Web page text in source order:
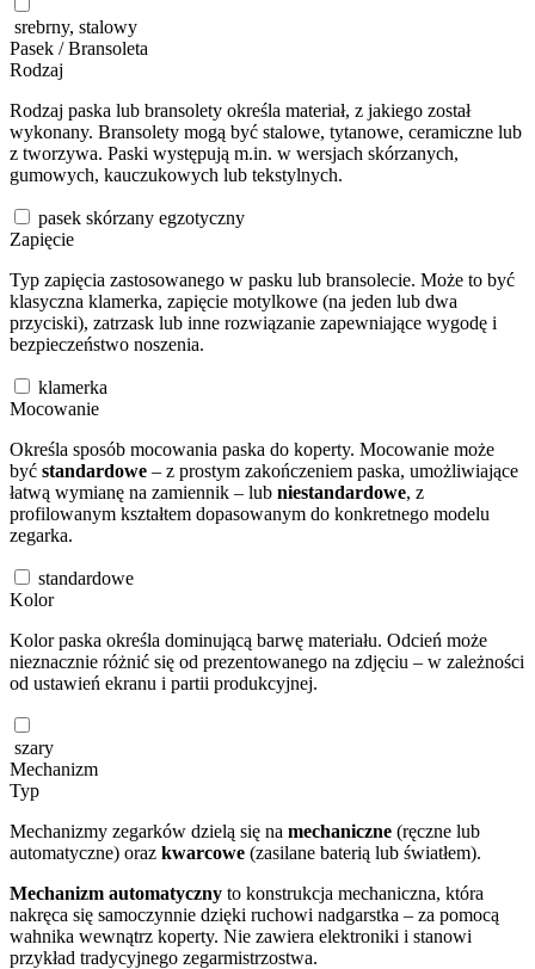
srebrny, stalowy
Pasek / Bransoleta
Rodzaj
Rodzaj paska lub bransolety określa materiał, z jakiego został
wykonany. Bransolety mogą być stalowe, tytanowe, ceramiczne lub
z tworzywa. Paski występują m.in. w wersjach skórzanych,
gumowych, kauczukowych lub tekstylnych.
pasek skórzany egzotyczny
Zapięcie
Typ zapięcia zastosowanego w pasku lub bransolecie. Może to być
klasyczna klamerka, zapięcie motylkowe (na jeden lub dwa
przyciski), zatrzask lub inne rozwiązanie zapewniające wygodę i
bezpieczeństwo noszenia.
klamerka
Mocowanie
Określa sposób mocowania paska do koperty. Mocowanie może
być standardowe – z prostym zakończeniem paska, umożliwiające
łatwą wymianę na zamiennik – lub niestandardowe, z
profilowanym kształtem dopasowanym do konkretnego modelu
zegarka.
standardowe
Kolor
Kolor paska określa dominującą barwę materiału. Odcień może
nieznacznie różnić się od prezentowanego na zdjęciu – w zależności
od ustawień ekranu i partii produkcyjnej.
szary
Mechanizm
Typ
Mechanizmy zegarków dzielą się na mechaniczne (ręczne lub
automatyczne) oraz kwarcowe (zasilane baterią lub światłem).
Mechanizm automatyczny to konstrukcja mechaniczna, która
nakręca się samoczynnie dzięki ruchowi nadgarstka – za pomocą
wahnika wewnątrz koperty. Nie zawiera elektroniki i stanowi
przykład tradycyjnego zegarmistrzostwa.